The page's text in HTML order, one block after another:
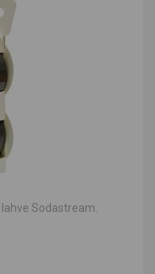
Sodastream.